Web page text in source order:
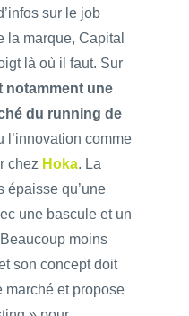
sur le job
la marque, Capital
là où il faut. Sur
notamment une
du running de
l’innovation comme
chez Hoka. La
épaisse qu’une
une bascule et un
moins
son concept doit
marché et propose